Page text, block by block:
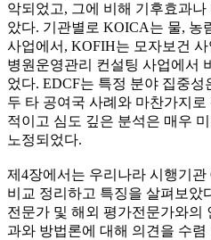
악되었고, 그에 비해 기후효과
았다. 기관별로 KOICA는 물, 농
사업에서, KOFIH는 모자보건
병원운영관리 컨설팅 사업에서
었다. EDCF는 특정 분야 집중성
두 타 공여국 사례와 마찬가지
적이고 심도 깊은 분석은 매우
노정되었다.
제4장에서는 우리나라 시행기
비교 정리하고 특징을 살펴보았
전문가 및 해외 평가전문가와의
과와 방법론에 대해 의견을 수